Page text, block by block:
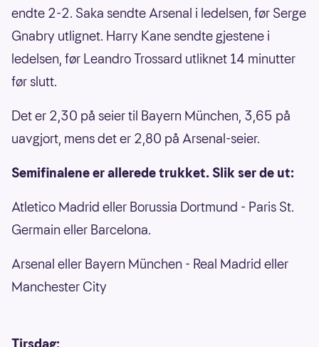
endte 2-2. Saka sendte Arsenal i ledelsen, før Serge
Gnabry utlignet. Harry Kane sendte gjestene i
ledelsen, før Leandro Trossard utliknet 14 minutter
før slutt.
Det er 2,30 på seier til Bayern München, 3,65 på
uavgjort, mens det er 2,80 på Arsenal-seier.
Semifinalene er allerede trukket. Slik ser de ut:
Atletico Madrid eller Borussia Dortmund - Paris St.
Germain eller Barcelona.
Arsenal eller Bayern München - Real Madrid eller
Manchester City